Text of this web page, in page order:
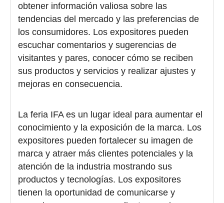
obtener información valiosa sobre las
tendencias del mercado y las preferencias de
los consumidores. Los expositores pueden
escuchar comentarios y sugerencias de
visitantes y pares, conocer cómo se reciben
sus productos y servicios y realizar ajustes y
mejoras en consecuencia.
La feria IFA es un lugar ideal para aumentar el
conocimiento y la exposición de la marca. Los
expositores pueden fortalecer su imagen de
marca y atraer más clientes potenciales y la
atención de la industria mostrando sus
productos y tecnologías. Los expositores
tienen la oportunidad de comunicarse y